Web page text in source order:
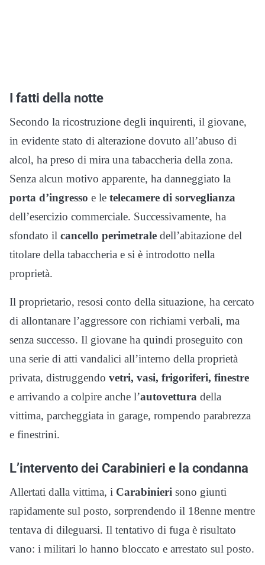
I fatti della notte
Secondo la ricostruzione degli inquirenti, il giovane,
in evidente stato di alterazione dovuto all’abuso di
alcol, ha preso di mira una tabaccheria della zona.
Senza alcun motivo apparente, ha danneggiato la
porta d’ingresso e le telecamere di sorveglianza
dell’esercizio commerciale. Successivamente, ha
sfondato il cancello perimetrale dell’abitazione del
titolare della tabaccheria e si è introdotto nella
proprietà.
Il proprietario, resosi conto della situazione, ha cercato
di allontanare l’aggressore con richiami verbali, ma
senza successo. Il giovane ha quindi proseguito con
una serie di atti vandalici all’interno della proprietà
privata, distruggendo vetri, vasi, frigoriferi, finestre
e arrivando a colpire anche l’autovettura della
vittima, parcheggiata in garage, rompendo parabrezza
e finestrini.
L’intervento dei Carabinieri e la condanna
Allertati dalla vittima, i Carabinieri sono giunti
rapidamente sul posto, sorprendendo il 18enne mentre
tentava di dileguarsi. Il tentativo di fuga è risultato
vano: i militari lo hanno bloccato e arrestato sul posto.